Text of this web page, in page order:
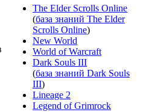
The Elder Scrolls Online
(база знаний The Elder
Scrolls Online)
New World
World of Warcraft
Dark Souls III
(база знаний Dark Souls
III)
Lineage 2
Legend of Grimrock